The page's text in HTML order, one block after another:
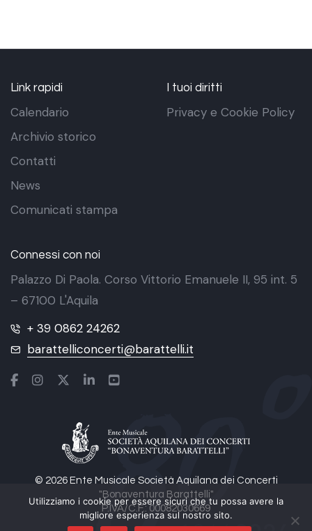
© 2026 Ente Musicale Società Aquilana dei Concerti
"Bonaventura Barattelli"
P.IVA/C.F.: 00082030669
Link rapidi
Calendario
Archivio storico
Contatti
News
Comunicati stampa
I tuoi diritti
Privacy e Cookie Policy
Connessi con noi
Palazzo Di Paola. Corso Vittorio Emanuele II, 95 int. 5
– 67100 L'Aquila
+ 39 0862 24262
barattelliconcerti@barattelli.it
Utilizziamo i cookie per essere sicuri che tu possa avere la
migliore esperienza sul nostro sito.